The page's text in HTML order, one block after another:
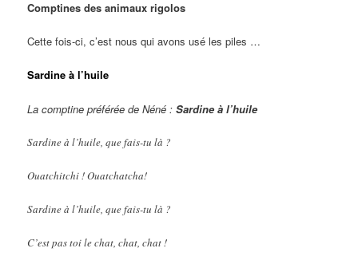
Comptines des animaux rigolos
Cette fois-ci, c’est nous qui avons usé les piles …
Sardine à l’huile
La comptine préférée de Néné :Sardine à l’huile
Sardine à l’huile, que fais-tu là ?
Ouatchitchi ! Ouatchatcha!
Sardine à l’huile, que fais-tu là ?
C’est pas toi le chat, chat, chat !